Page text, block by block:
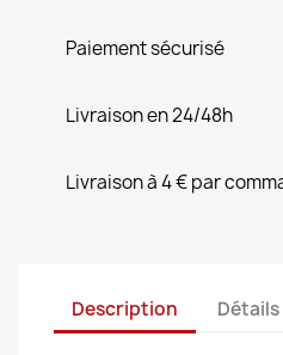
Paiement sécurisé
Livraison en 24/48h
Livraison à 4 € par
Description